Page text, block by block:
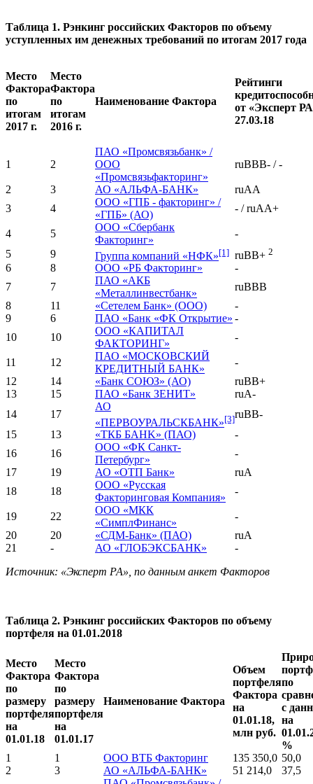
Таблица 1. Рэнкинг российских Факторов по объему
уступленных им денежных требований по итогам 2017 года
Место
Фактора
по
итогам
2017 г.
Место
Фактора
по
итогам
2016 г.
Наименование Фактора
Рейтинги
от «Эксперт
27.03.18
1 2
ПАО «Промсвязьбанк» /
ООО
«Промсвязьфакторинг»
ruBBB- / -
2 3 АО «АЛЬФА-БАНК»
ruAA
3
4
ООО «ГПБ - факторинг» /
«ГПБ» (АО)
- / ruAA+
4 5
ООО «Сбербанк
Факторинг»
-
5
9 Группа компаний «НФК»[1] ruBB+ 2
6 8 ООО «РБ Факторинг»
-
7
7
ПАО «АКБ
«Металлинвестбанк»
ruBBB
8
11 «Сетелем Банк» (ООО)
-
9
6 ПАО «Банк «ФК Открытие» -
10
10
ООО «КАПИТАЛ
ФАКТОРИНГ»
-
11 12
ПАО «МОСКОВСКИЙ
КРЕДИТНЫЙ БАНК»
-
12
14 «Банк СОЮЗ» (АО)
ruBB+
13
15 ПАО «Банк ЗЕНИТ»
ruA-
14
17
АО
«ПЕРВОУРАЛЬСКБАНК»[3]ruBB-
15
13 «ТКБ БAHK» (ПАО)
-
16
16
ООО «ФК Санкт-
Петербург»
-
17
19 АО «ОТП Банк»
ruA
18
18
ООО «Русская
Факторинговая Компания»
-
19 22
ООО «МКК
«СимплФинанс»
-
20
20 «СДМ-Банк» (ПАО)
ruA
21
- АО «ГЛОБЭКСБАНК»
-
Источник: «Эксперт РА», по данным анкет Факторов
Таблица 2. Рэнкинг российских Факторов по объему
портфеля на 01.01.2018
Место
Фактора
по
размеру
портфеля
на
01.01.18
Место
Фактора
по
размеру
портфеля
на
01.01.17
Наименование Фактора
Объем
портфеля
Фактора
на
01.01.18,
млн руб.
по
с
на
%
1
1 ООО ВТБ Факторинг 135 350,0 50,0
2
3 АО «АЛЬФА-БАНК» 51 214,0
37,5